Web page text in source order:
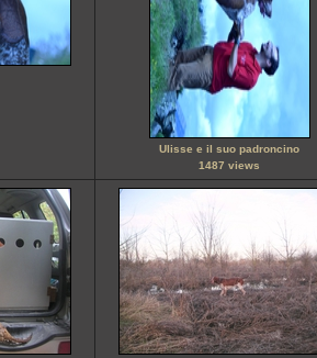
Ulisse e il suo padroncino
1487 views